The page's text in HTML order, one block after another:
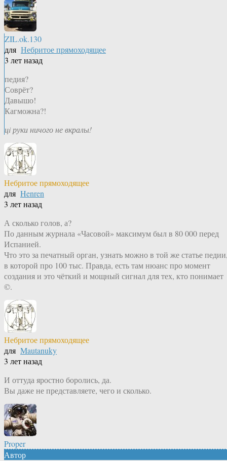
ZIL.ok.130
для Небритое прямоходящее
3 лет назад
педия?
Соврёт?
Давышо!
Кагможна?!
цi руки ничого не вкралы!
Небритое прямоходящее
для Henren
3 лет назад
А сколько голов, а?
По данным журнала «Часовой» максимум был в 80 000 перед
Испанией.
Что это за печатный орган, узнать можно в той же статье
в которой про 100 тыс. Правда, есть там нюанс про момент
создания и это чёткий и мощный сигнал для тех, кто понимает
©.
Небритое прямоходящее
для Mautanuky
3 лет назад
И оттуда яростно боролись, да.
Вы даже не представляете, чего и сколько.
Proper
Автор